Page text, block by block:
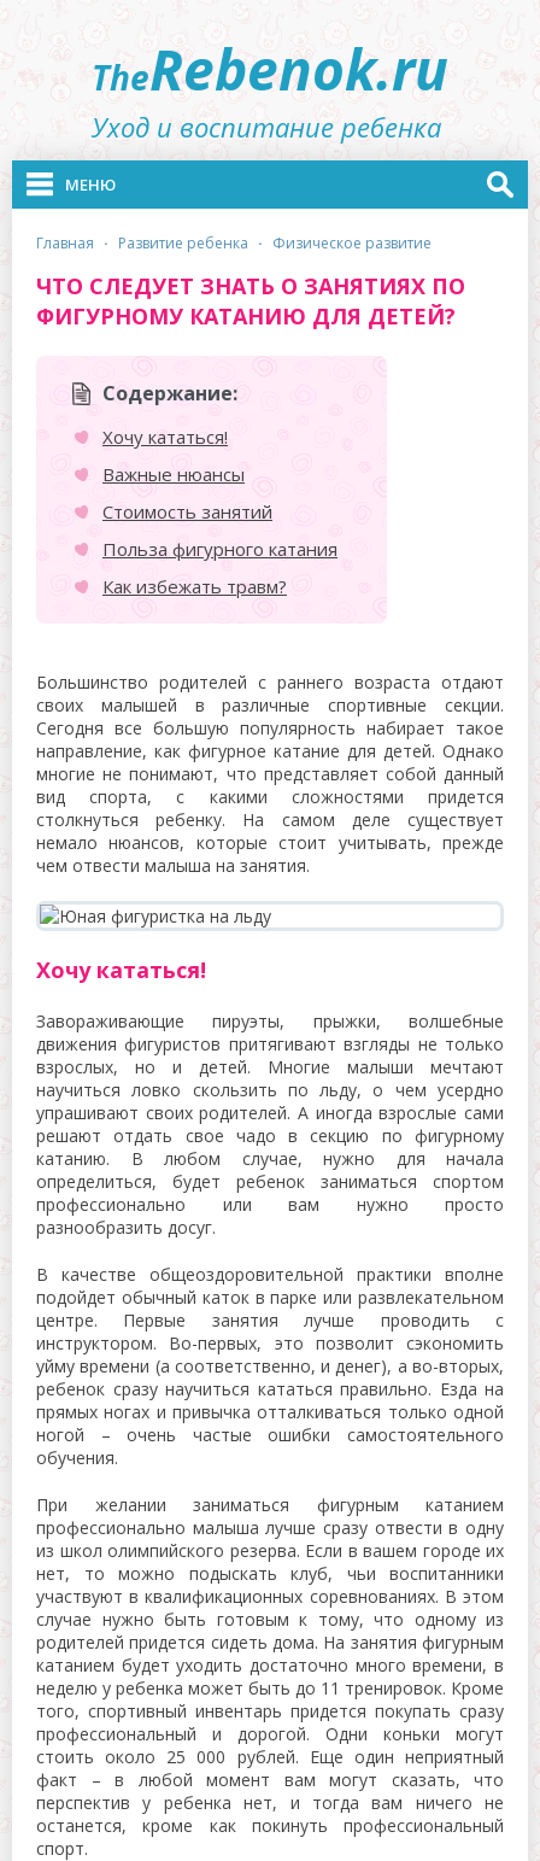
TheRebenok.ru
Уход и воспитание ребенка
МЕНЮ
главная · развитие ребенка · физическое развитие
ЧТО СЛЕДУЕТ ЗНАТЬ О ЗАНЯТИЯХ ПО
ФИГУРНОМУ КАТАНИЮ ДЛЯ ДЕТЕЙ?
Содержание:
Хочу кататься!
Важные нюансы
Стоимость занятий
Польза фигурного катания
Как избежать травм?
Большинство родителей с раннего возраста отдают
своих малышей в различные спортивные секции.
Сегодня все большую популярность набирает такое
направление, как фигурное катание для детей. Однако
многие не понимают, что представляет собой данный
вид спорта, с какими сложностями придется
столкнуться ребенку. На самом деле существует
немало нюансов, которые стоит учитывать, прежде
чем отвести малыша на занятия.
Хочу кататься!
Завораживающие пируэты, прыжки, волшебные
движения фигуристов притягивают взгляды не только
взрослых, но и детей. Многие малыши мечтают
научиться ловко скользить по льду, о чем усердно
упрашивают своих родителей. А иногда взрослые сами
решают отдать свое чадо в секцию по фигурному
катанию. В любом случае, нужно для начала
определиться, будет ребенок заниматься спортом
профессионально или вам нужно просто
разнообразить досуг.
В качестве общеоздоровительной практики вполне
подойдет обычный каток в парке или развлекательном
центре. Первые занятия лучше проводить с
инструктором. Во-первых, это позволит сэкономить
уйму времени (а соответственно, и денег), а во-вторых,
ребенок сразу научиться кататься правильно. Езда на
прямых ногах и привычка отталкиваться только одной
ногой – очень частые ошибки самостоятельного
обучения.
При желании заниматься фигурным катанием
профессионально малыша лучше сразу отвести в одну
из школ олимпийского резерва. Если в вашем городе их
нет, то можно подыскать клуб, чьи воспитанники
участвуют в квалификационных соревнованиях. В этом
случае нужно быть готовым к тому, что одному из
родителей придется сидеть дома. На занятия фигурным
катанием будет уходить достаточно много времени, в
неделю у ребенка может быть до 11 тренировок. Кроме
того, спортивный инвентарь придется покупать сразу
профессиональный и дорогой. Одни коньки могут
стоить около 25 000 рублей. Еще один неприятный
факт – в любой момент вам могут сказать, что
перспектив у ребенка нет, и тогда вам ничего не
останется, кроме как покинуть профессиональный
спорт.